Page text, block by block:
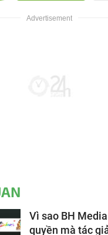
Vì sao BH
quyền mà tác